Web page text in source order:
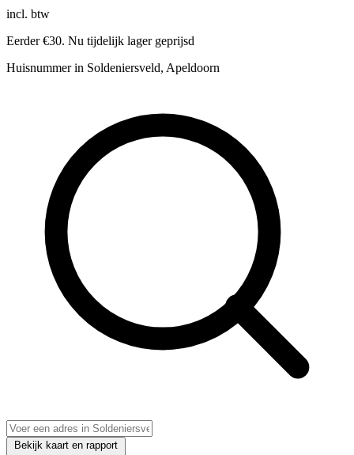
incl. btw
Eerder €30. Nu tijdelijk lager geprijsd
Huisnummer in Soldeniersveld, Apeldoorn
Bekijk kaart en rapport